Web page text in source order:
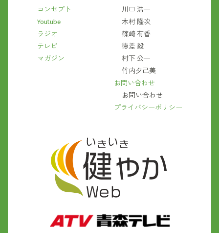
コンセプト
Youtube
ラジオ
テレビ
マガジン
川口 浩一
木村 隆次
篠崎 有香
徳差 毅
村下 公一
竹内夕己美
お問い合わせ
お問い合わせ
プライバシーポリシー